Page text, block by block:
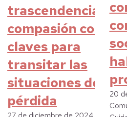
trascendencia y
compasión como
claves para
transitar las
situaciones de
pérdida
20